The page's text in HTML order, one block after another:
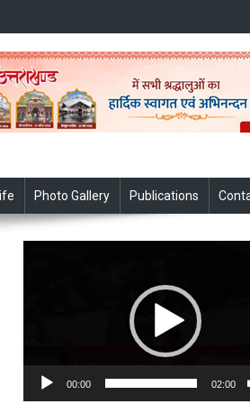
Photo Gallery Publications
00:00 02:00